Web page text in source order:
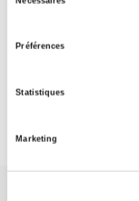
Préférences
Statistiques
Marketing